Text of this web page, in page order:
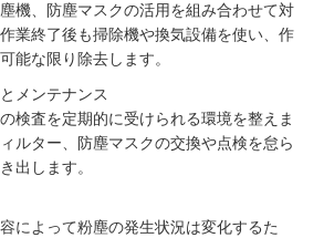
機、防塵マスクの活用を組み合わせて対
業終了後も掃除機や換気設備を使い、作
能な限り除去します。
メンテナンス
検査を定期的に受けられる環境を整えま
ルター、防塵マスクの交換や点検を怠ら
出します。
によって粉塵の発生状況は変化するた